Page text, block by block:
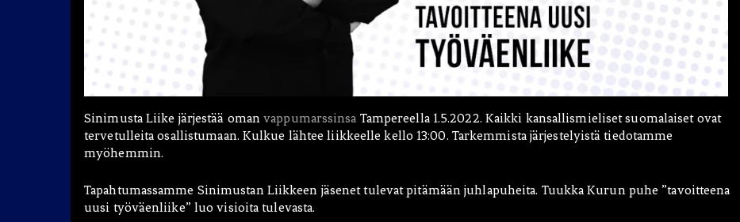
Sinimusta Liike järjestää omanvappumarssinsa Tampereella 1.5.2022. Kaikki kansallismieliset suomalaiset ovat
tervetulleita osallistumaan. Kulkue lähtee liikkeelle kello 13:00. Tarkemmista järjestelyistä tiedotamme
myöhemmin.
Tapahtumassamme Sinimustan Liikkeen jäsenet tulevat pitämään juhlapuheita. Tuukka Kurun puhe ”tavoitteena
uusi työväenliike” luo visioita tulevasta.